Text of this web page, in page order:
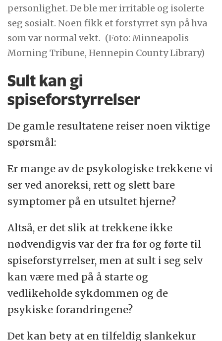
personlighet. De ble mer irritable og isolerte
seg sosialt. Noen fikk et forstyrret syn på hva
som var normal vekt. (Foto: Minneapolis
Morning Tribune, Hennepin County Library)
Sult kan gi
spiseforstyrrelser
De gamle resultatene reiser noen viktige
spørsmål:
Er mange av de psykologiske trekkene vi
ser ved anoreksi, rett og slett bare
symptomer på en utsultet hjerne?
Altså, er det slik at trekkene ikke
nødvendigvis var der fra før og førte til
spiseforstyrrelser, men at sult i seg selv
kan være med på å starte og
vedlikeholde sykdommen og de
psykiske forandringene?
Det kan bety at en tilfeldig slankekur